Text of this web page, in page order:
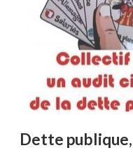
Dette publique,